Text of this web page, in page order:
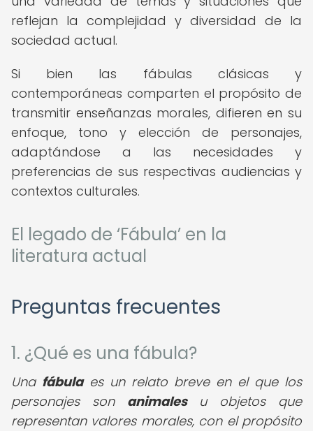
reflejan la complejidad y diversidad de la
sociedad actual.
Si bien las fábulas clásicas y
contemporáneas comparten el propósito de
transmitir enseñanzas morales, difieren en su
enfoque, tono y elección de personajes,
adaptándose a las necesidades y
preferencias de sus respectivas audiencias y
contextos culturales.
El legado de ‘Fábula’ en la
literatura actual
Preguntas frecuentes
1. ¿Qué es una fábula?
Una fábulaes un relato breve en el que los
personajes son animalesu objetos que
representan valores morales, con el propósito